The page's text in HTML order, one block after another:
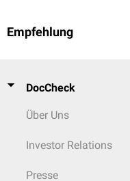
Empfehlung
DocCheck
Über Uns
Investor Relations
Presse